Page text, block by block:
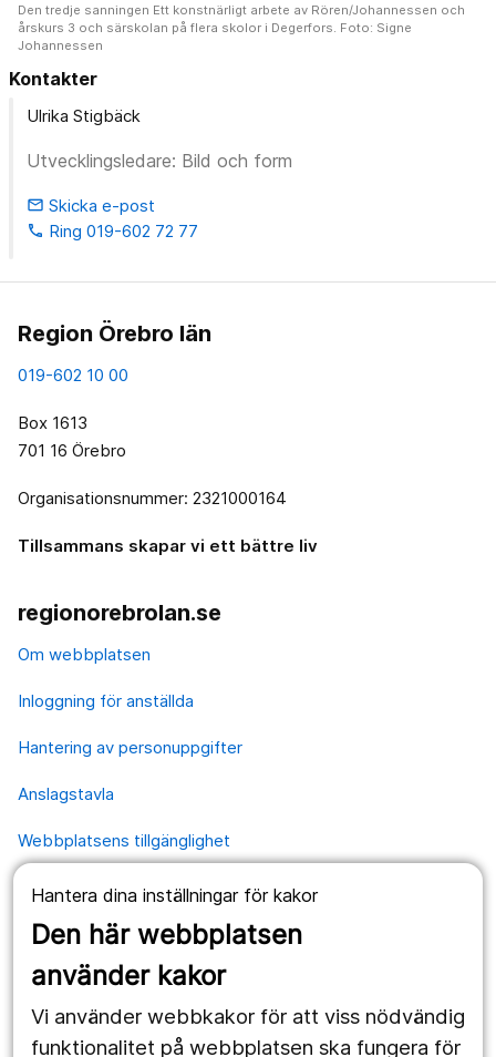
Hantera dina inställningar för kakor
Den här webbplatsen
använder kakor
Vi använder webbkakor för att viss nödvändig
funktionalitet på webbplatsen ska fungera för
Den tredje sanningen Ett konstnärligt arbete av Rören/Johannessen och
årskurs 3 och särskolan på flera skolor i Degerfors. Foto: Signe
Johannessen
Kontakter
Ulrika Stigbäck
Utvecklingsledare: Bild och form
email Skicka e-post
phone Ring 019-602 72 77
Region Örebro län
019-602 10 00
Box 1613
701 16 Örebro
Organisationsnummer: 2321000164
Tillsammans skapar vi ett bättre liv
regionorebrolan.se
Om webbplatsen
Inloggning för anställda
Hantering av personuppgifter
Anslagstavla
Webbplatsens tillgänglighet
Våra webbplatser
1177.se
Vårdgivare